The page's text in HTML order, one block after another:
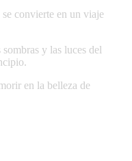
convierte en un viaje
y las luces del
en la belleza de